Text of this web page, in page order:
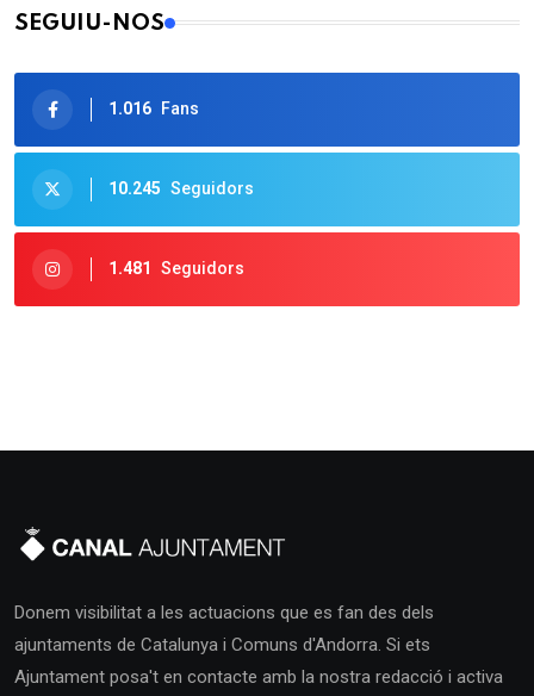
SEGUIU-NOS
1.016 Fans
10.245 Seguidors
1.481 Seguidors
Donem visibilitat a les actuacions que es fan des dels
ajuntaments de Catalunya i Comuns d'Andorra. Si ets
Ajuntament posa't en contacte amb la nostra redacció i activa